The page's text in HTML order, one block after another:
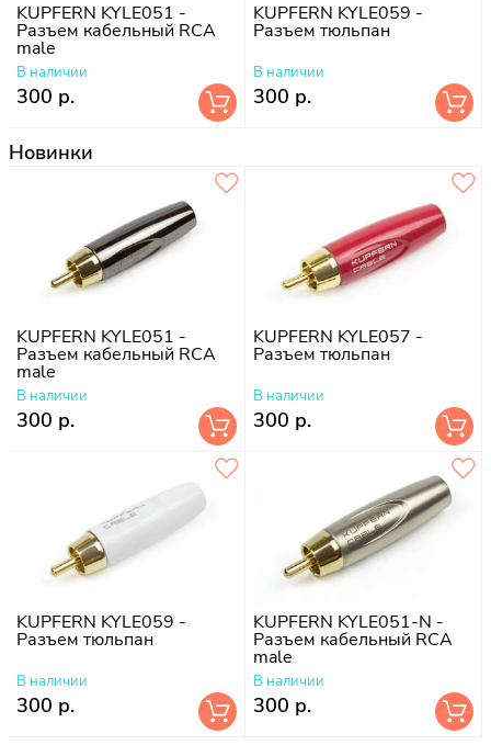
KUPFERN KYLE051 -
Разъем кабельный RCA
male
В наличии
300 р.
KUPFERN KYLE059 -
Разъем тюльпан
В наличии
300 р.
Новинки
KUPFERN KYLE051 -
Разъем кабельный RCA
male
В наличии
300 р.
KUPFERN KYLE057 -
Разъем тюльпан
В наличии
300 р.
KUPFERN KYLE059 -
Разъем тюльпан
В наличии
300 р.
KUPFERN KYLE051-N -
Разъем кабельный RCA
male
В наличии
300 р.